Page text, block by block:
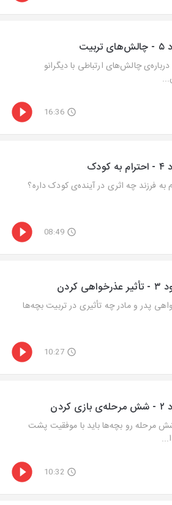
چالش‌های ارتباطی با دیگرانو
16:36
به فرزند چه اثری در آینده‌ی کودک داره؟
08:49
کردن
پدر و مادر چه تأثیری در تربیت بچه‌ها
10:27
مرحله رو بچه‌ها باید با موفقیت پشت
10:32